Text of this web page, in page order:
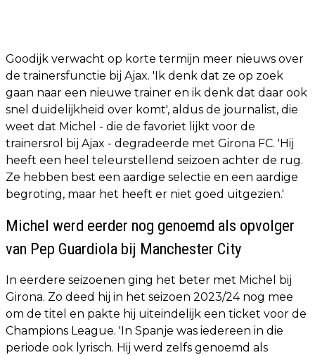
Goodijk verwacht op korte termijn meer nieuws over
de trainersfunctie bij Ajax. 'Ik denk dat ze op zoek
gaan naar een nieuwe trainer en ik denk dat daar ook
snel duidelijkheid over komt', aldus de journalist, die
weet dat Michel - die de favoriet lijkt voor de
trainersrol bij Ajax - degradeerde met Girona FC. 'Hij
heeft een heel teleurstellend seizoen achter de rug.
Ze hebben best een aardige selectie en een aardige
begroting, maar het heeft er niet goed uitgezien.'
Michel werd eerder nog genoemd als opvolger
van Pep Guardiola bij Manchester City
In eerdere seizoenen ging het beter met Michel bij
Girona. Zo deed hij in het seizoen 2023/24 nog mee
om de titel en pakte hij uiteindelijk een ticket voor de
Champions League. 'In Spanje was iedereen in die
periode ook lyrisch. Hij werd zelfs genoemd als